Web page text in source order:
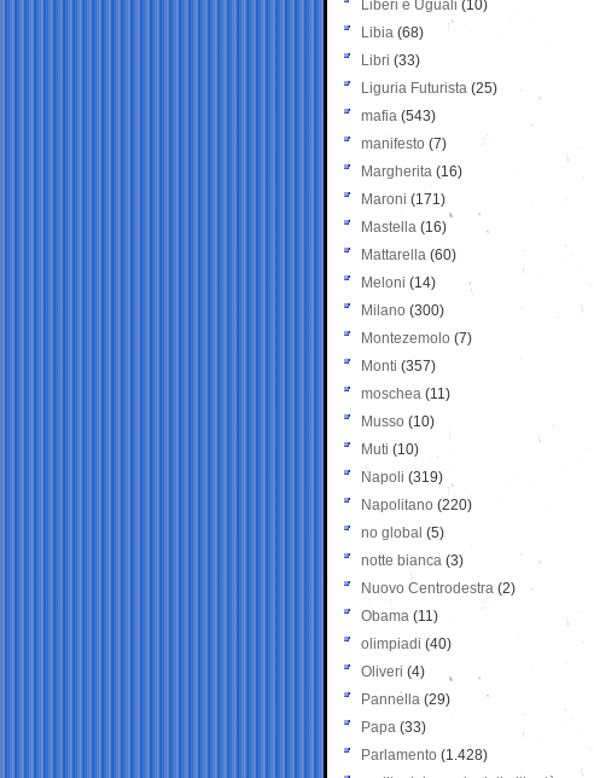
Liberi e Uguali (10)
Libia (68)
Libri (33)
Liguria Futurista (25)
mafia (543)
manifesto (7)
Margherita (16)
Maroni (171)
Mastella (16)
Mattarella (60)
Meloni (14)
Milano (300)
Montezemolo (7)
Monti (357)
moschea (11)
Musso (10)
Muti (10)
Napoli (319)
Napolitano (220)
no global (5)
notte bianca (3)
Nuovo Centrodestra (2)
Obama (11)
olimpiadi (40)
Oliveri (4)
Pannella (29)
Papa (33)
Parlamento (1.428)